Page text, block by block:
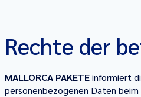
Rechte der
MALLORCA PAKETEinformiert
personenbezogenen Daten